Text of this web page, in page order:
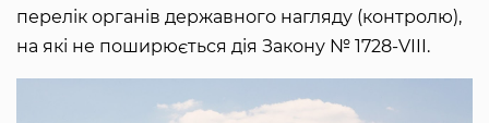
перелік органів державного нагляду (контролю),
на які не поширюється дія Закону № 1728-VIII.